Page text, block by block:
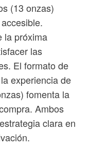
(13 onzas)
la próxima
las
El formato de
experiencia de
fomenta la
Ambos
clara en